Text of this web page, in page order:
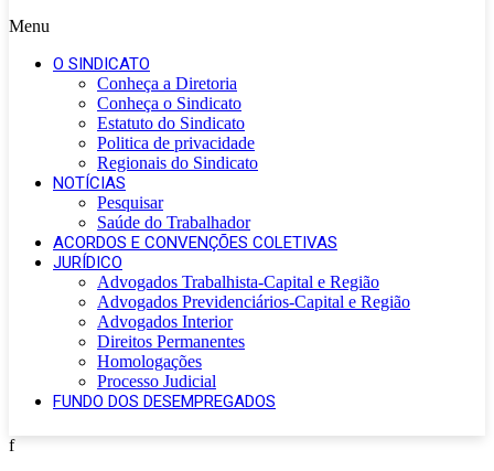
Menu
O SINDICATO
Conheça a Diretoria
Conheça o Sindicato
Estatuto do Sindicato
Politica de privacidade
Regionais do Sindicato
NOTÍCIAS
Pesquisar
Saúde do Trabalhador
ACORDOS E CONVENÇÕES COLETIVAS
JURÍDICO
Advogados Trabalhista-Capital e Região
Advogados Previdenciários-Capital e Região
Advogados Interior
Direitos Permanentes
Homologações
Processo Judicial
FUNDO DOS DESEMPREGADOS
f